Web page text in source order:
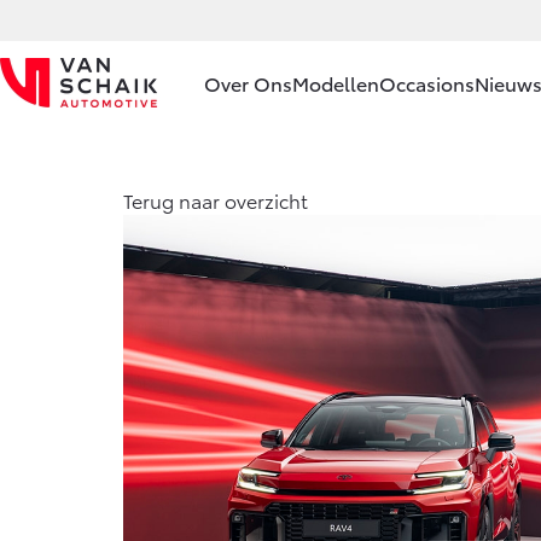
Over Ons
Onze
medewerkers
Contact en
Route
Vacatures
Klantbeoordelingen
Modellen
Vanaf € 23.750,-
Corolla Hatchback
HYBRIDE
Occasions
Terug naar overzicht